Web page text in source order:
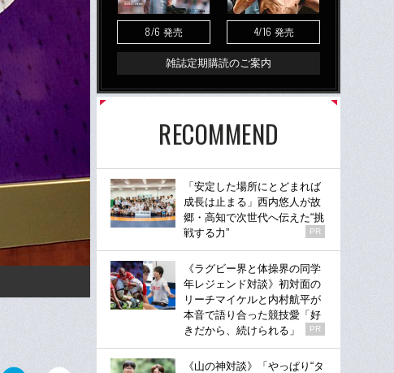
8/6 発売 4/16 発売
雑誌定期購読のご案内
RECOMMEND
「安定した場所にとどまれば
成長は止まる」西内悠人が故
郷・高知で次世代へ伝えた“挑
戦する力”
PR
《ラグビー界と体操界の同学
年レジェンド対談》初対面の
リーチマイケルと内村航平が
本音で語り合った競技愛「好
きだから、続けられる」
PR
《山の神対談》「やっぱり“タ